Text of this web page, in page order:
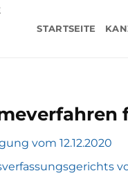
STARTSEITE
vom 12.12.2020